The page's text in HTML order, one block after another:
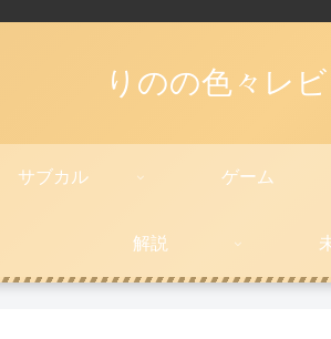
りのの色々レ
サブカル ゲーム
解説